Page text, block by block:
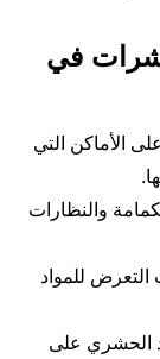
في
الأماكن التي
والنظارات
التعرض للمواد
الحشري على